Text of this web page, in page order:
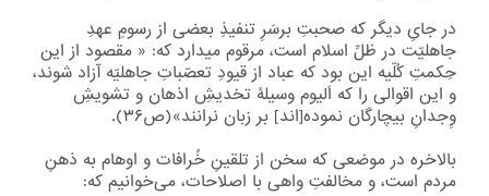
در جایِ دیگر که صحبتِ برسَرِ تنفیذِ بعضی از رسومِ عهدِ
جاهلیّت در ظلِّ اسلام است، مرقوم میدارد که: « مقصود از این
حِکمتِ کُلّیه این بود که عباد از قیودِ تعصّباتِ جاهلیّه آزاد شوند،
و این اقوالی را که اَلیوم وسیلۀ تخدیشِ اذهان و تشویشِ
وِجدانِ بیچارگان نموده[اند] بر زبان نرانند»(ص۳۶).
بالاخره در موضعی که سخن از تلقینِ خُرافات و اوهام به ذهنِ
مردم است، و مخالفتِ واهی با اصلاحات، می‌خوانیم که: